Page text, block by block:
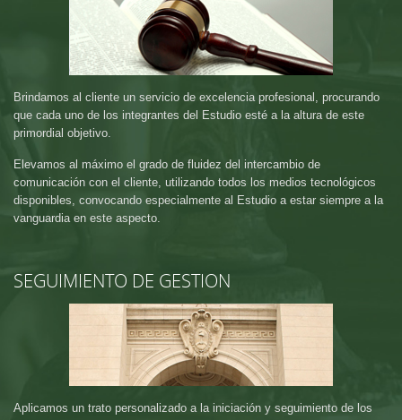
Brindamos al cliente un servicio de excelencia profesional, procurando
que cada uno de los integrantes del Estudio esté a la altura de este
primordial objetivo.
Elevamos al máximo el grado de fluidez del intercambio de
comunicación con el cliente, utilizando todos los medios tecnológicos
disponibles, convocando especialmente al Estudio a estar siempre a la
vanguardia en este aspecto.
SEGUIMIENTO DE GESTION
Aplicamos un trato personalizado a la iniciación y seguimiento de los